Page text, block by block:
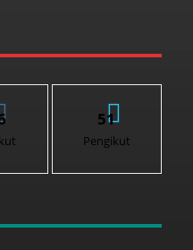
51
Pengikut